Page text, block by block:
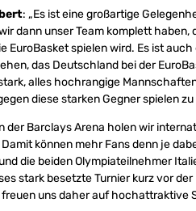
: „Es ist eine großartige
dann unser Team komplett haben,
EuroBasket spielen wird. Es ist auch
das Deutschland bei der
alles hochrangige
diese starken Gegner spielen zu
der Barclays Arena holen wir
können mehr Fans denn je
die beiden Olympiateilnehmer
stark besetzte Turnier kurz vor der
uns daher auf hochattraktive